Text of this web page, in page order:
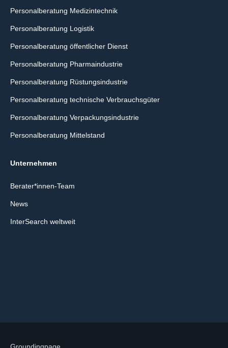
Personalberatung Medizintechnik
Personalberatung Logistik
Personalberatung öffentlicher Dienst
Personalberatung Pharmaindustrie
Personalberatung Rüstungsindustrie
Personalberatung technische Verbrauchsgüter
Personalberatung Verpackungsindustrie
Personalberatung Mittelstand
Unternehmen
Berater*innen-Team
News
InterSearch weltweit
Groundingpage